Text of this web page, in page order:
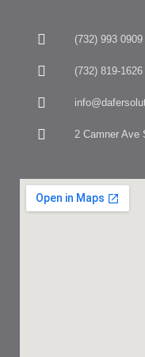
(732) 993 0909
(732) 819-1626
2 Camner Ave